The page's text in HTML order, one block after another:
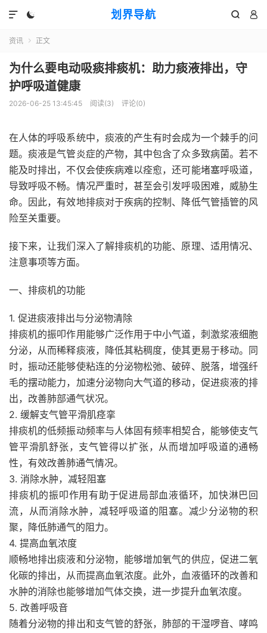
划界导航
  

资讯  正文
为什么要电动吸痰排痰机：助力痰液排出，守
护呼吸道健康
2026-06-25 13:45:45 阅读(3) 评论(0)
在人体的呼吸系统中，痰液的产生有时会成为一个棘手的问
题。痰液是气管炎症的产物，其中包含了众多致病菌。若不
能及时排出，不仅会使疾病难以痊愈，还可能堵塞呼吸道，
导致呼吸不畅。情况严重时，甚至会引发呼吸困难，威胁生
命。因此，有效地排痰对于疾病的控制、降低气管插管的风
险至关重要。
接下来，让我们深入了解排痰机的功能、原理、适用情况、
注意事项等方面。
一、排痰机的功能
1. 促进痰液排出与分泌物清除
排痰机的振叩作用能够广泛作用于中小气道，刺激浆液细胞
分泌，从而稀释痰液，降低其粘稠度，使其更易于移动。同
时，振动还能够使粘连的分泌物松弛、破碎、脱落，增强纤
毛的摆动能力，加速分泌物向大气道的移动，促进痰液的排
出，改善肺部通气状况。
2. 缓解支气管平滑肌痉挛
排痰机的低频振动频率与人体固有频率相契合，能够使支气
管平滑肌舒张，支气管得以扩张，从而增加呼吸道的通畅
性，有效改善肺通气情况。
3. 消除水肿，减轻阻塞
排痰机的振叩作用有助于促进局部血液循环，加快淋巴回
流，从而消除水肿，减轻呼吸道的阻塞。减少分泌物的积
聚，降低肺通气的阻力。
4. 提高血氧浓度
顺畅地排出痰液和分泌物，能够增加氧气的供应，促进二氧
化碳的排出，从而提高血氧浓度。此外，血液循环的改善和
水肿的消除也能够增加气体交换，进一步提升血氧浓度。
5. 改善呼吸音
随着分泌物的排出和支气管的舒张，肺部的干湿啰音、哮鸣